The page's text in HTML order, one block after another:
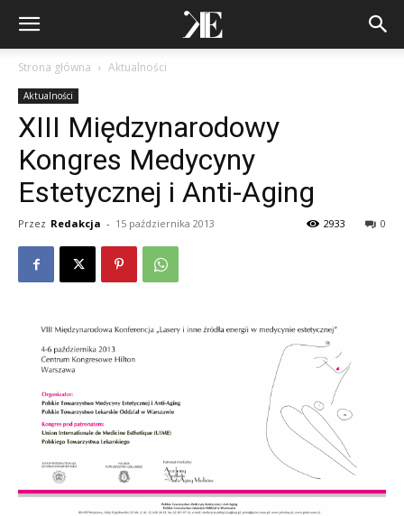
Strona główna Aktualności
Aktualności
XIII Międzynarodowy
Kongres Medycyny
Estetycznej i Anti-Aging
Przez Redakcja - 15 października 2013 0
2933